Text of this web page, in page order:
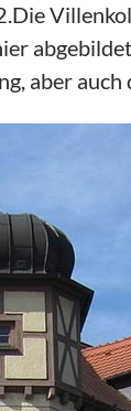
Die
aber